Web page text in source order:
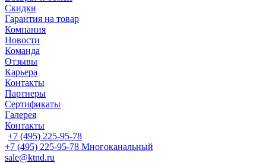
Скидки
Гарантия на товар
Компания
Новости
Команда
Отзывы
Карьера
Контакты
Партнеры
Сертификаты
Галерея
Контакты
+7 (495) 225-95-78
+7 (495) 225-95-78 Многоканальный
sale@ktnd.ru